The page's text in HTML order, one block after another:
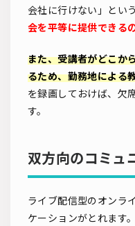
会社に行けない」とい
会を平等に提供できるの
また、受講者がどこか
るため、勤務地による
を録画しておけば、欠
す。
双方向のコミュ
ライブ配信型のオンラ
ケーションがとれます。